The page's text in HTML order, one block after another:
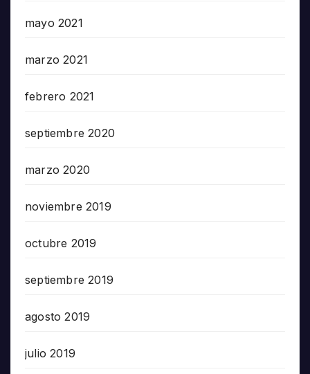
mayo 2021
marzo 2021
febrero 2021
septiembre 2020
marzo 2020
noviembre 2019
octubre 2019
septiembre 2019
agosto 2019
julio 2019